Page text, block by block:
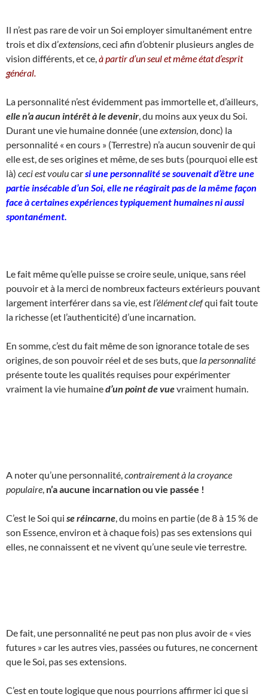
Il n’est pas rare de voir un Soi employer simultanément entre
trois et dix d’extensions , ceci afin d’obtenir plusieurs angles de
vision différents, et ce, à partir d’un seul et même état d’esprit
général.
La personnalité n’est évidemment pas immortelle et, d’ailleurs,
elle n’a aucun intérêt à le devenir , du moins aux yeux du Soi.
Durant une vie humaine donnée (uneextension , donc) la
personnalité « en cours » (Terrestre) n’a aucun souvenir de qui
elle est, de ses origines et même, de ses buts (pourquoi elle est
là) ceci est voulucarsi une personnalité se souvenait d’être une
partie insécable d’un Soi, elle ne réagirait pas de la même façon
face à certaines expériences typiquement humaines ni aussi
spontanément.
Le fait même qu’elle puisse se croire seule, unique, sans réel
pouvoir et à la merci de nombreux facteurs extérieurs pouvant
largement interférer dans sa vie, est l’élément clefqui fait toute
la richesse (et l’authenticité) d’une incarnation.
En somme, c’est du fait même de son ignorance totale de ses
origines, de son pouvoir réel et de ses buts, que la personnalité
présente toute les qualités requises pour expérimenter
vraiment la vie humained’un point de vuevraiment humain.
A noter qu’une personnalité, contrairement à la croyance
populaire n’a aucune incarnation ou vie passée !
C’est le Soi qui se réincarne , du moins en partie (de 8 à 15 % de
son Essence, environ et à chaque fois) pas ses extensions qui
elles, ne connaissent et ne vivent qu’une seule vie terrestre.
De fait, une personnalité ne peut pas non plus avoir de « vies
futures » car les autres vies, passées ou futures, ne concernent
que le Soi, pas ses extensions.
C’est en toute logique que nous pourrions affirmer ici que si